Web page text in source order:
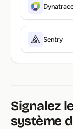
Dynatrace
Sentry
Signalez
système